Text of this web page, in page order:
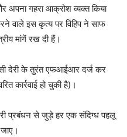
अपना गहरा आक्रोश व्यक्त किया
वाले इस कृत्य पर विहिप ने साफ
मांगें रख दी हैं।
देरी के तुरंत एफआईआर दर्ज कर
कार्रवाई हो चुकी है)।
प्रबंधन से जुड़े हर एक संदिग्ध पहलू